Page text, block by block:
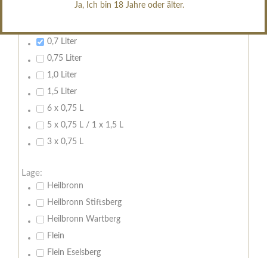
Ja, Ich bin 18 Jahre oder älter.
0,7 Liter
0,75 Liter
1,0 Liter
1,5 Liter
6 x 0,75 L
5 x 0,75 L / 1 x 1,5 L
3 x 0,75 L
Lage:
Heilbronn
Heilbronn Stiftsberg
Heilbronn Wartberg
Flein
Flein Eselsberg